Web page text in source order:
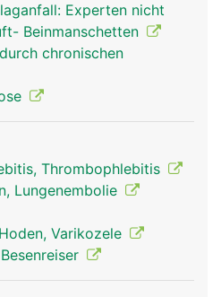
mann
Experten nicht
Beinmanschetten
chronischen
Thrombophlebitis
Lungenembolie
Varikozele